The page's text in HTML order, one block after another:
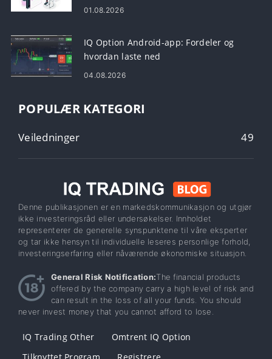
01.08.2026
IQ Option Android-app: Fordeler og
hvordan laste ned
04.08.2026
POPULÆR KATEGORI
Veiledninger 49
Denne publikasjonen er en markedskommunikasjon og utgjør
ikke investeringsråd eller undersøkelser. Innholdet
representerer de generelle synspunktene til våre eksperter
og tar ikke hensyn til individuelle leseres personlige forhold,
investeringserfaring eller nåværende økonomiske situasjon.
General Risk Notification:The financial products
offered by the company carry a high level of risk and
can result in the loss of all your funds. You should
never invest money that you cannot afford to lose.
IQ Trading Other
Omtrent IQ Option